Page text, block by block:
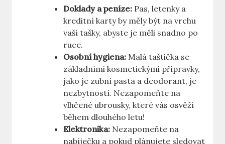
Doklady a peníze: Pas, letenky a
kreditní karty by měly být na vrchu
vaší tašky, abyste je měli snadno po
ruce.
Osobní hygiena: Malá taštička se
základními kosmetickými přípravky,
jako je zubní pasta a deodorant, je
nezbytností. Nezapomeňte na
vlhčené ubrousky, které vás osvěží
během dlouhého letu!
Elektronika: Nezapomeňte na
nabíječku a pokud plánujete sledovat